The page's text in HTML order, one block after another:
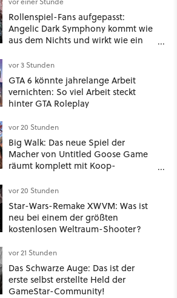
Rollenspiel-Fans aufgepasst:
Angelic Dark Symphony kommt wie
aus dem Nichts und wirkt wie ein
Mass Effect
vor 3 Stunden
GTA 6 könnte jahrelange Arbeit
vernichten: So viel Arbeit steckt
hinter GTA Roleplay
vor 20 Stunden
Big Walk: Das neue Spiel der
Macher von Untitled Goose Game
räumt komplett mit Koop-
vor 20 Stunden
Star-Wars-Remake XWVM: Was ist
neu bei einem der größten
kostenlosen Weltraum-Shooter?
vor 21 Stunden
Das Schwarze Auge: Das ist der
erste selbst erstellte Held der
GameStar-Community!